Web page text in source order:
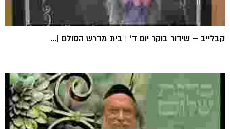
קבלייב – שידור בוקר יום ד' | בית מדרש הסולם |...